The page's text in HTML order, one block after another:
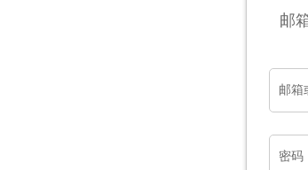
邮
邮箱
密码